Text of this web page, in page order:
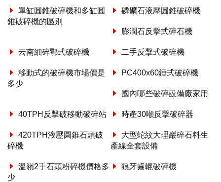
單缸圓錐破碎機和多缸圓
錐破碎機的區別
磷礦石液壓圓錐破碎機
膨潤石反擊式碎石機
云南細碎鄂式破碎機 二手反擊式破碎機
移動式的破碎機市場價是
多少
PC400x60錘式破碎機
國內哪些破碎設備廠家用
40TPH反擊破移動破碎站 時產30噸反擊破碎器
420TPH液壓圓錐石頭破
碎機
大型蛇紋大理巖碎石料生
產線全套設備
溫嶺2手石頭粉碎機價格多
少
狼牙齒輥破碎機